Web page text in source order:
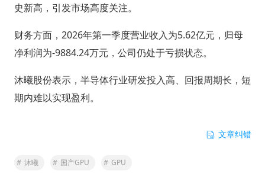
史新高，引发市场高度关注。
财务方面，2026年第一季度营业收入为5.62亿元，归母
净利润为-9884.24万元，公司仍处于亏损状态。
沐曦股份表示，半导体行业研发投入高、回报周期长，短
期内难以实现盈利。
文章纠错
# 沐曦 # 国产GPU # GPU